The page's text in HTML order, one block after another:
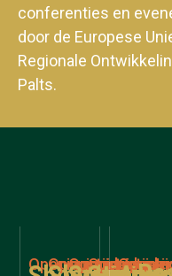
conferenties en
door de Europese
Regionale
Palts.
Openingstijden
Openingstijden